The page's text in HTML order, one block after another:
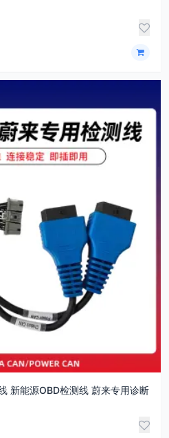
新能源OBD检测线 蔚来专用诊断